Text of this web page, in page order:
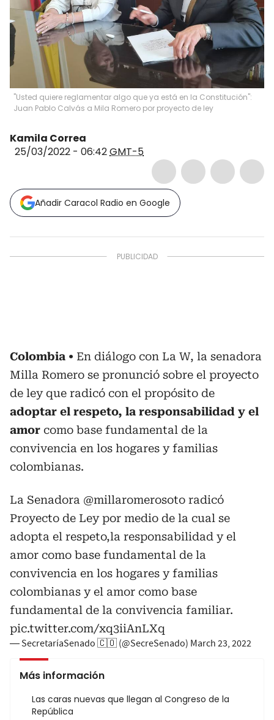
"Usted quiere reglamentar algo que ya está en la Constitución":
Juan Pablo Calvás a Mila Romero por proyecto de ley
Kamila Correa
25/03/2022 - 06:42GMT-5
Añadir Caracol Radio en Google
Colombia
En diálogo con La W, la senadora
Milla Romero se pronunció sobre el proyecto
de ley que radicó con el propósito de
adoptar el respeto, la responsabilidad y el
amor como base fundamental de la
convivencia en los hogares y familias
colombianas.
La Senadora @millaromerosoto radicó
Proyecto de Ley por medio de la cual se
adopta el respeto,la responsabilidad y el
amor como base fundamental de la
convivencia en los hogares y familias
colombianas y el amor como base
fundamental de la convivencia familiar.
pic.twitter.com/xq3iiAnLXq
— SecretaríaSenado 🇨🇴 (@SecreSenado) March 23, 2022
Más información
Las caras nuevas que llegan al Congreso de la
República